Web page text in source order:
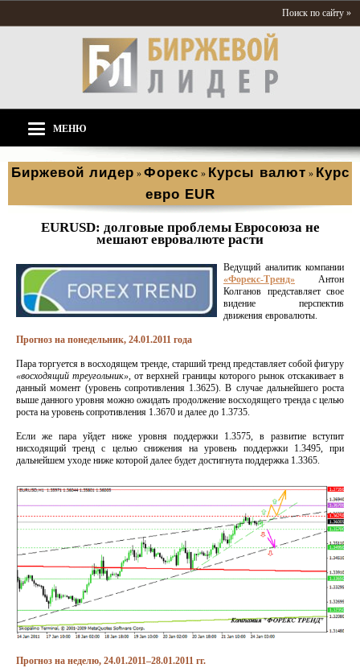
Поиск по сайту »
МЕНЮ
Биржевой лидер » Форекс » Курсы валют » Курс
евро EUR
EURUSD: долговые проблемы Евросоюза не
мешают евровалюте расти
Ведущий аналитик компании
«Форекс-Тренд» Антон
Колганов представляет свое
видение перспектив
движения евровалюты.
Прогноз на понедельник, 24.01.2011 года
Пара торгуется в восходящем тренде, старший тренд представляет собой фигуру
«восходящий треугольник», от верхней границы которого рынок отскакивает в
данный момент (уровень сопротивления 1.3625). В случае дальнейшего роста
выше данного уровня можно ожидать продолжение восходящего тренда с целью
роста на уровень сопротивления 1.3670 и далее до 1.3735.
Если же пара уйдет ниже уровня поддержки 1.3575, в развитие вступит
нисходящий тренд с целью снижения на уровень поддержки 1.3495, при
дальнейшем уходе ниже которой далее будет достигнута поддержка 1.3365.
Прогноз на неделю, 24.01.2011–28.01.2011 гг.